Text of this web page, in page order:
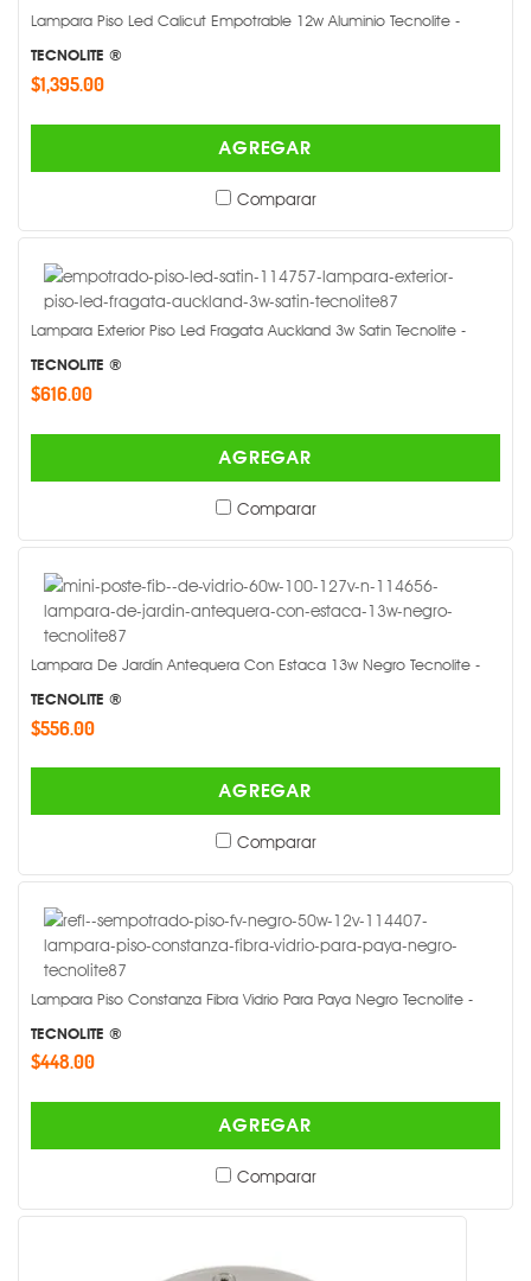
Lampara Piso Led Calicut Empotrable 12w Aluminio Tecnolite -
TECNOLITE ®
$1,395.00
AGREGAR
Comparar
Lampara Exterior Piso Led Fragata Auckland 3w Satin Tecnolite -
TECNOLITE ®
$616.00
AGREGAR
Comparar
Lampara De Jardín Antequera Con Estaca 13w Negro Tecnolite -
TECNOLITE ®
$556.00
AGREGAR
Comparar
Lampara Piso Constanza Fibra Vidrio Para Paya Negro Tecnolite -
TECNOLITE ®
$448.00
AGREGAR
Comparar